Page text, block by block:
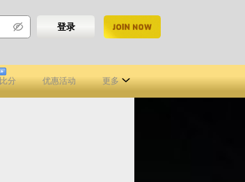
登录 注册
分 优惠活动 更多